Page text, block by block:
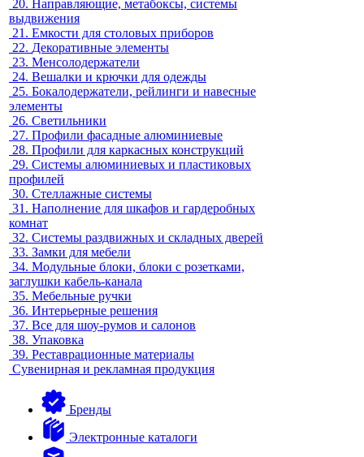
20. Направляющие, метабоксы, системы
выдвижения
21. Емкости для столовых приборов
22. Декоративные элементы
23. Менсолодержатели
24. Вешалки и крючки для одежды
25. Бокалодержатели, рейлинги и навесные
элементы
26. Светильники
27. Профили фасадные алюминиевые
28. Профили для каркасных конструкций
29. Системы алюминиевых и пластиковых
профилей
30. Стеллажные системы
31. Наполнение для шкафов и гардеробных
комнат
32. Системы раздвижных и складных дверей
33. Замки для мебели
34. Модульные блоки, блоки с розетками,
заглушки кабель-канала
35. Мебельные ручки
36. Интерьерные решения
37. Все для шоу-румов и салонов
38. Упаковка
39. Реставрационные материалы
Сувенирная и рекламная продукция
Бренды
Электронные каталоги